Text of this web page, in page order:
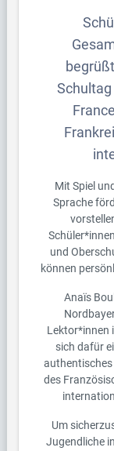
Mit Spiel
Sprache
und
können
Anaïs
Lektor*innen
sich dafür
authentisches
des
Um
Jugendliche